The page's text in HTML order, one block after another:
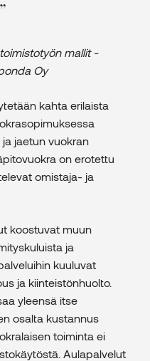
mallit -
Oy
kahta erilaista
jaetun vuokran
on erotettu
omistaja- ja
koostuvat muun
ja
kuuluvat
ja kiinteistönhuolto.
yleensä itse
osalta kustannus
toiminta ei
Aulapalvelut